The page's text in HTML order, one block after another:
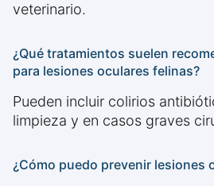
veterinario.
¿Qué tratamientos suelen
para lesiones oculares felinas?
Pueden incluir colirios
limpieza y en casos graves
¿Cómo puedo prevenir lesiones